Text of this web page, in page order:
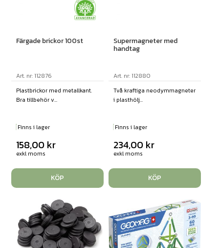
Färgade brickor 100st
Art. nr: 112876
Plastbrickor med metallkant.
Bra tillbehör v...
Finns i lager
158,00 kr
exkl moms
KÖP
Supermagneter med
handtag
Art. nr: 112880
Två kraftiga neodymmagneter
i plasthölj...
Finns i lager
234,00 kr
exkl moms
KÖP